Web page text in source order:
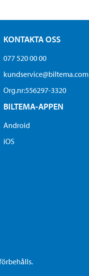
KONTAKTA OSS
077 520 00 00
kundservice@biltema.com
Org.nr:556297-3320
BILTEMA-APPEN
Android
iOS